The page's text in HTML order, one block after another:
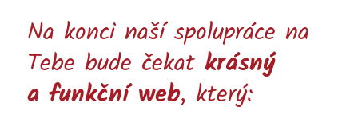
Na konci naší spolupráce na
Tebe bude čekat krásný
a funkční web, který: